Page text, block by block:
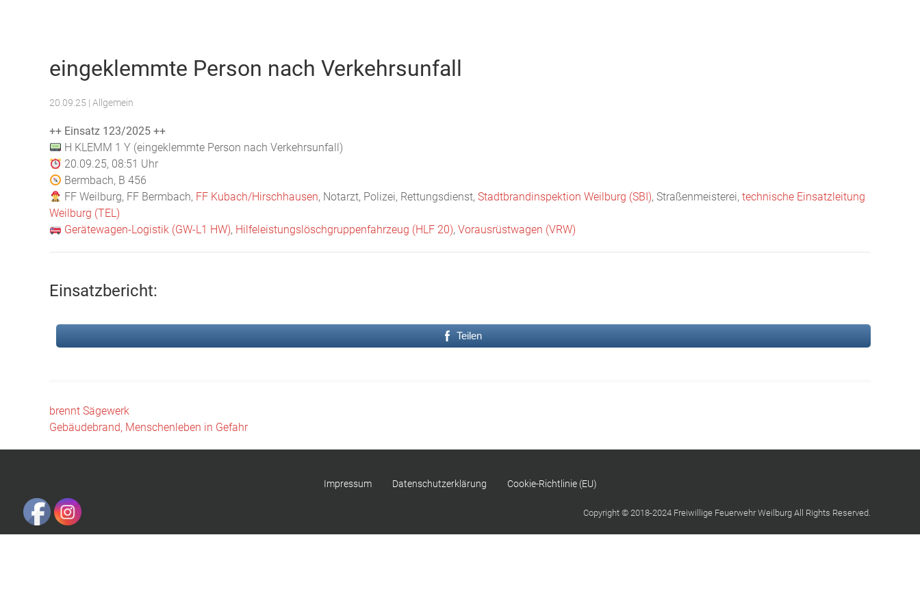
eingeklemmte Person nach Verkehrsunfall
20.09.25 | Allgemein
++ Einsatz 123/2025 ++
H KLEMM 1 Y (eingeklemmte Person nach Verkehrsunfall)
20.09.25, 08:51 Uhr
Bermbach, B 456
FF Weilburg, FF Bermbach, FF Kubach/Hirschhausen, Notarzt, Polizei, Rettungsdienst,Stadtbrandinspektion Weilburg (SBI), Straßenmeisterei,technische Einsatzleitung
Weilburg (TEL)
Gerätewagen-Logistik (GW-L1 HW), Hilfeleistungslöschgruppenfahrzeug (HLF 20),Vorausrüstwagen (VRW)
Einsatzbericht:
Teilen
Beitragsnavigation
brennt Sägewerk
Gebäudebrand, Menschenleben in Gefahr
Impressum Datenschutzerklärung Cookie-Richtlinie (EU)
Copyright © 2018-2024 Freiwillige Feuerwehr Weilburg All Rights Reserved.